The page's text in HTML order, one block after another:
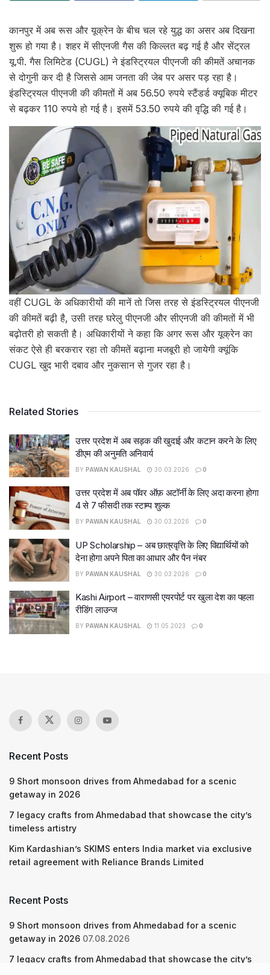
कानपुर में अब रूस और यूक्रेन के बीच चल रहे युद्ध का असर अब दिखना
शुरू हो गया है। शहर में सीएनजी गैस की किल्लत बढ़ गई है और सेंट्रल
यू.पी. गैस लिमिटेड (CUGL) ने इंडस्ट्रियल पीएनजी की कीमतें अचानक
से दोगुनी कर दी है जिससे आम जनता की जेब पर असर पड़ रहा है।
इंडस्ट्रियल पीएनजी की कीमतों में अब 56.50 रुपये स्टैंडर्ड क्यूबिक मीटर
से बढ़कर 110 रुपये हो गई है। इसमें 53.50 रुपये की वृद्धि की गई है।
वहीं CUGL के अधिकारीयों की मानें तो जिस तरह से इंडस्ट्रियल पीएनजी
की कीमतें बढ़ी है, उसी तरह घरेलु पीएनजी और सीएनजी की कीमतों में भी
बढ़ोतरी हो सकती है। अधिकारीयों ने कहा कि अगर रूस और यूक्रेन का
संकट ऐसे ही बरकरार रहा तो कीमतें बढ़ाना मजबूरी हो जायेगी क्यूंकि
CUGL खुद भारी दबाव और नुकसान से गुजर रहा है।
Related Stories
उत्तर प्रदेश में अब सड़क की खुदाई और कटान करने के लिए
डीएम की अनुमति अनिवार्य
BY PAWAN KAUSHAL 30.03.2026 0
उत्तर प्रदेश में अब पॉवर ऑफ़ अटॉर्नी के लिए अदा करना होगा
4 से 7 फीसदी तक स्टाम्प शुल्क
BY PAWAN KAUSHAL 30.03.2026 0
UP Scholarship – अब छात्रवृत्ति के लिए विद्यार्थियों को
देना होगा अपने पिता का आधार और पैन नंबर
BY PAWAN KAUSHAL 30.03.2026 0
Kashi Airport – वाराणसी एयरपोर्ट पर खुला देश का पहला
रीडिंग लाउन्ज
BY PAWAN KAUSHAL 11.05.2023 0
Recent Posts
9 Short monsoon drives from Ahmedabad for a scenic
getaway in 2026
7 legacy crafts from Ahmedabad that showcase the city’s
timeless artistry
Kim Kardashian’s SKIMS enters India market via exclusive
retail agreement with Reliance Brands Limited
Recent Posts
9 Short monsoon drives from Ahmedabad for a scenic
getaway in 2026 07.08.2026
7 legacy crafts from Ahmedabad that showcase the city’s